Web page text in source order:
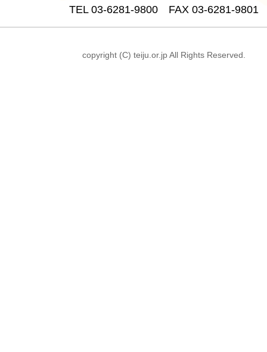
TEL 03-6281-9800 FAX 03-6281-9801
copyright (C) teiju.or.jp All Rights Reserved.